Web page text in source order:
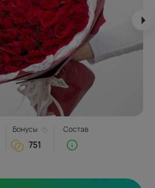
Бонусы
751
Состав